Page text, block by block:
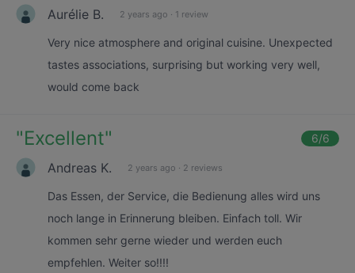
Aurélie B. 2 years ago · 1 review
Very nice atmosphere and original cuisine. Unexpected
tastes associations, surprising but working very well,
would come back
"Excellent" 6/6
Andreas K. 2 years ago · 2 reviews
Das Essen, der Service, die Bedienung alles wird uns
noch lange in Erinnerung bleiben. Einfach toll. Wir
kommen sehr gerne wieder und werden euch
empfehlen. Weiter so!!!!